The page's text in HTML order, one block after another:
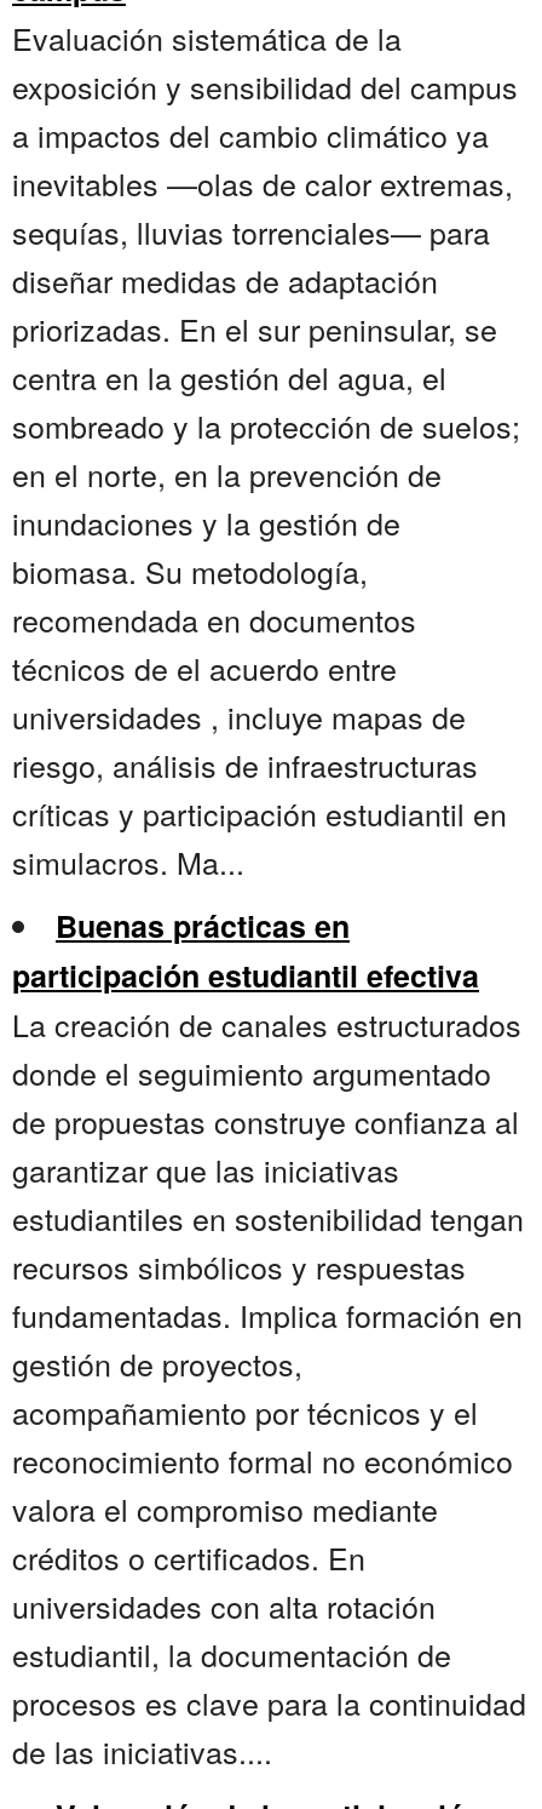
Evaluación sistemática de la
exposición y sensibilidad del campus
a impactos del cambio climático ya
inevitables —olas de calor extremas,
sequías, lluvias torrenciales— para
diseñar medidas de adaptación
priorizadas. En el sur peninsular, se
centra en la gestión del agua, el
sombreado y la protección de suelos;
en el norte, en la prevención de
inundaciones y la gestión de
biomasa. Su metodología,
recomendada en documentos
técnicos de el acuerdo entre
universidades , incluye mapas de
riesgo, análisis de infraestructuras
críticas y participación estudiantil en
simulacros. Ma...
Buenas prácticas en
participación estudiantil efectiva
La creación de canales estructurados
donde el seguimiento argumentado
de propuestas construye confianza al
garantizar que las iniciativas
estudiantiles en sostenibilidad tengan
recursos simbólicos y respuestas
fundamentadas. Implica formación en
gestión de proyectos,
acompañamiento por técnicos y el
reconocimiento formal no económico
valora el compromiso mediante
créditos o certificados. En
universidades con alta rotación
estudiantil, la documentación de
procesos es clave para la continuidad
de las iniciativas....